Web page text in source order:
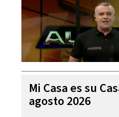
Mi Casa es su
agosto 2026